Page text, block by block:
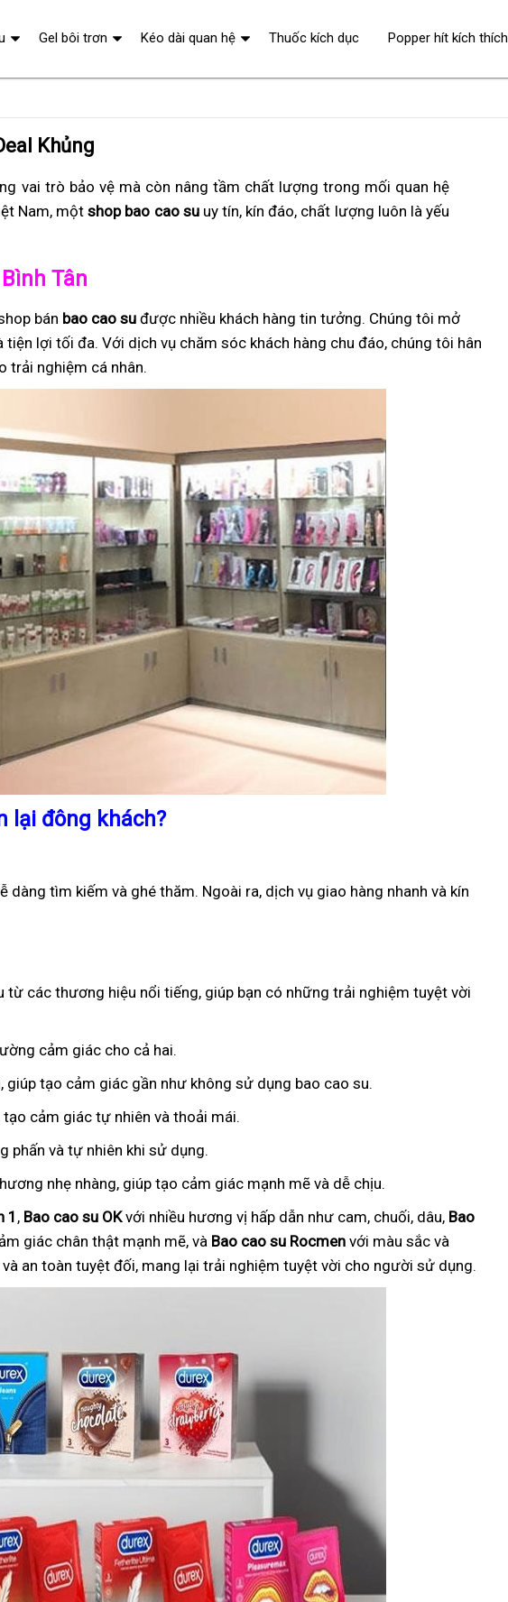
Khủng
vai trò bảo vệ mà còn nâng tầm chất lượng trong mối quan hệ
Nam, mộtshop bao cao suuy tín, kín đáo, chất lượng luôn là yếu
Tân
bán bao cao su được nhiều khách hàng tin tưởng. Chúng tôi mở
lợi tối đa. Với dịch vụ chăm sóc khách hàng chu đáo, chúng tôi hân
trải nghiệm cá nhân.
lại đông khách?
tìm kiếm và ghé thăm. Ngoài ra, dịch vụ giao hàng nhanh và kín
từ các thương hiệu nổi tiếng, giúp bạn có những trải nghiệm tuyệt vời
cảm giác cho cả hai.
giúp tạo cảm giác gần như không sử dụng bao cao su.
cảm giác tự nhiên và thoải mái.
phấn và tự nhiên khi sử dụng.
nhẹ nhàng, giúp tạo cảm giác mạnh mẽ và dễ chịu.
1 , Bao cao su OKvới nhiều hương vị hấp dẫn như cam, chuối, dâu, Bao
giác chân thật mạnh mẽ, và Bao cao su Rocmen với màu sắc và
an toàn tuyệt đối, mang lại trải nghiệm tuyệt vời cho người sử dụng.
Gel bôi trơn Kéo dài quan hệ Thuốc kích dục Popper hít kích thích